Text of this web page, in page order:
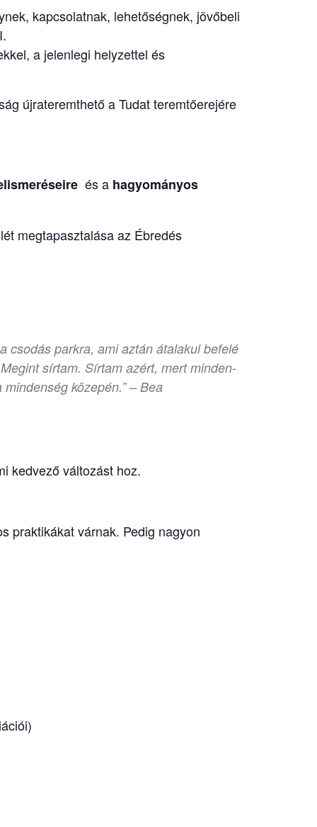
kapcsolatnak, lehetőségnek, jövőbeli
a jelenlegi helyzettel és
újrateremthető a Tudat teremtőerejére
és a hagyományos
megtapasztalása az Ébredés
csodás parkra, ami aztán átalakul befelé
sírtam. Sírtam azért, mert minden-
közepén.” – Bea
kedvező változást hoz.
praktikákat várnak. Pedig nagyon